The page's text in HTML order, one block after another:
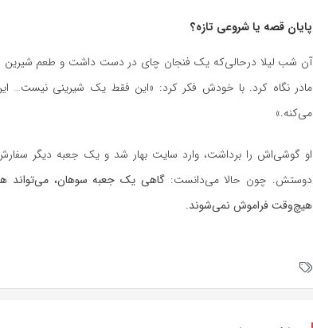
پایان قصه یا شروعی تازه؟
آن شب لیلا درحالی‌که یک فنجان چای در دست داشت و طعم شیرین
مادر نگاه کرد. با خودش فکر کرد: «این فقط یک شیرینی نیست…
می‌کنه.»
او گوشی‌اش را برداشت، وارد سایت بهار شد و یک جعبه دیگر
دوستش. چون حالا می‌دانست:گاهی یک جعبه سوهان، می‌تواند
هیچ‌وقت فراموش نمی‌شوند.